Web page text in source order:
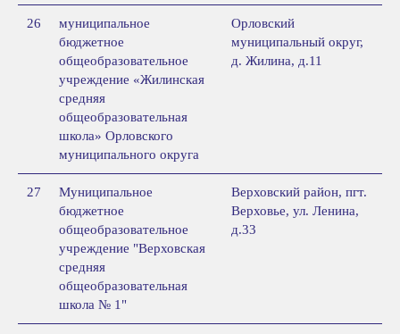
26
муниципальное
бюджетное
общеобразовательное
учреждение «Жилинская
средняя
общеобразовательная
школа» Орловского
муниципального округа
Орловский
муниципальный округ,
д. Жилина, д.11
27
Муниципальное
бюджетное
общеобразовательное
учреждение "Верховская
средняя
общеобразовательная
школа № 1"
Верховский район, пгт.
Верховье, ул. Ленина,
д.33